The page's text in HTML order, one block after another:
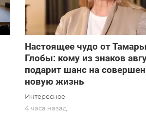
Настоящее чудо от Тамары
Глобы: кому из знаков
подарит шанс на
новую жизнь
Интересное
4 часа назад